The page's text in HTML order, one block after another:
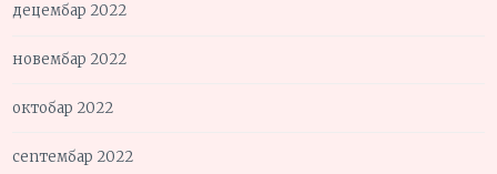
децембар 2022
новембар 2022
октобар 2022
септембар 2022